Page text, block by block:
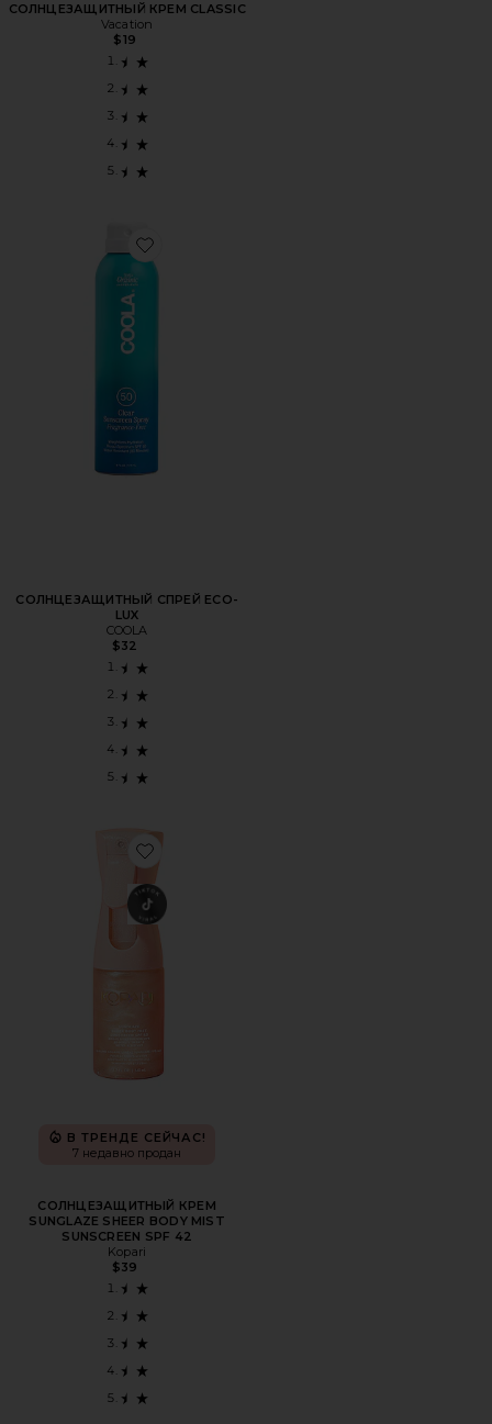
СОЛНЦЕЗАЩИТНЫЙ КРЕМ CLASSIC
Vacation
$19
Favorite СОЛНЦЕЗАЩИТНЫЙ СПРЕЙ ECO-LUX
СОЛНЦЕЗАЩИТНЫЙ СПРЕЙ ECO-
LUX
COOLA
$32
Favorite СОЛНЦЕЗАЩИТНЫЙ КРЕМ SUNGLAZE SHEER
В ТРЕНДЕ СЕЙЧАС!
7 недавно продан
СОЛНЦЕЗАЩИТНЫЙ КРЕМ
SUNGLAZE SHEER BODY MIST
SUNSCREEN SPF 42
Kopari
$39